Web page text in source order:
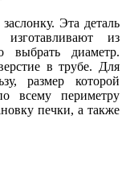
Эта деталь
из
выбрать диаметр.
в трубе. Для
размер которой
всему периметру
печки, а также